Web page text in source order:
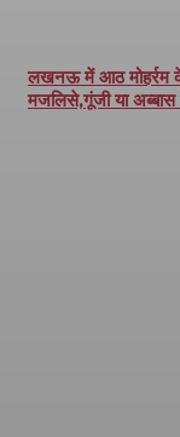
लखनऊ में आठ मोहर्रम
मजलिसे,गूंजी या अब्बास